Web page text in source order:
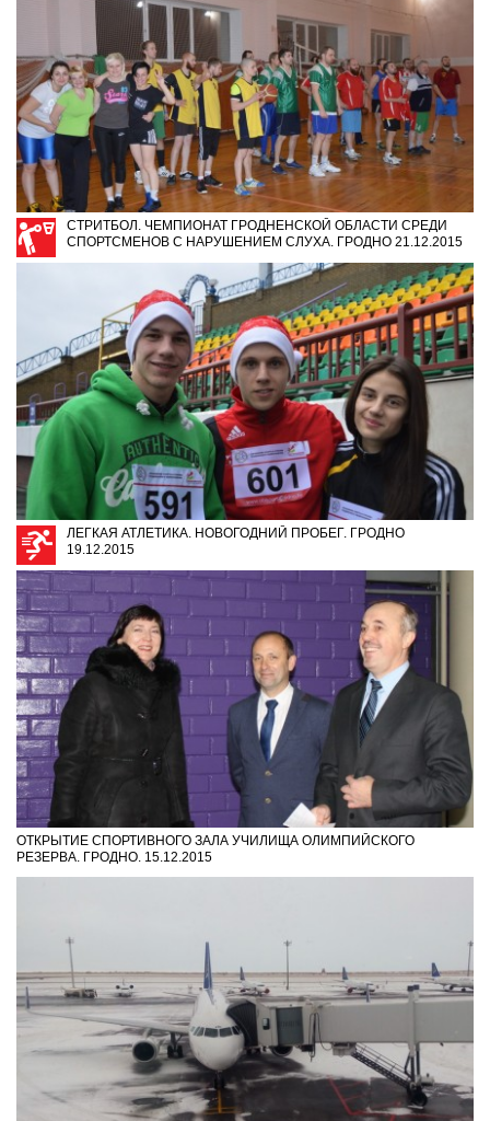
СТРИТБОЛ. ЧЕМПИОНАТ ГРОДНЕНСКОЙ ОБЛАСТИ СРЕДИ
СПОРТСМЕНОВ С НАРУШЕНИЕМ СЛУХА. ГРОДНО 21.12.2015
ЛЕГКАЯ АТЛЕТИКА. НОВОГОДНИЙ ПРОБЕГ. ГРОДНО
19.12.2015
ОТКРЫТИЕ СПОРТИВНОГО ЗАЛА УЧИЛИЩА ОЛИМПИЙСКОГО
РЕЗЕРВА. ГРОДНО. 15.12.2015